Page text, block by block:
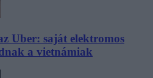
Uber: saját elektromos
a vietnámiak